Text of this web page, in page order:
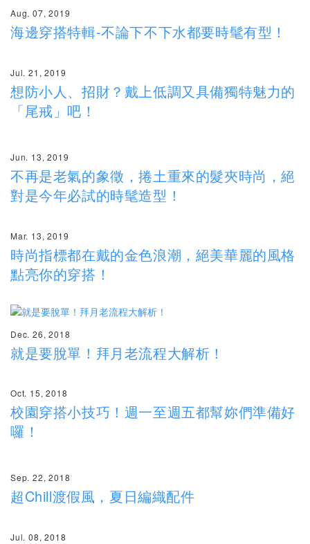
Aug. 07, 2019
海邊穿搭特輯-不論下不下水都要時髦有型！
Jul. 21, 2019
想防小人、招財？戴上低調又具備獨特魅力的
「尾戒」吧！
Jun. 13, 2019
不再是老氣的象徵，捲土重來的髮夾時尚，絕
對是今年必試的時髦造型！
Mar. 13, 2019
時尚指標都在戴的金色浪潮，絕美華麗的風格
點亮你的穿搭！
Dec. 26, 2018
就是要脫單！拜月老流程大解析！
Oct. 15, 2018
校園穿搭小技巧！週一至週五都幫妳們準備好
囉！
Sep. 22, 2018
超Chill渡假風，夏日編織配件
Jul. 08, 2018